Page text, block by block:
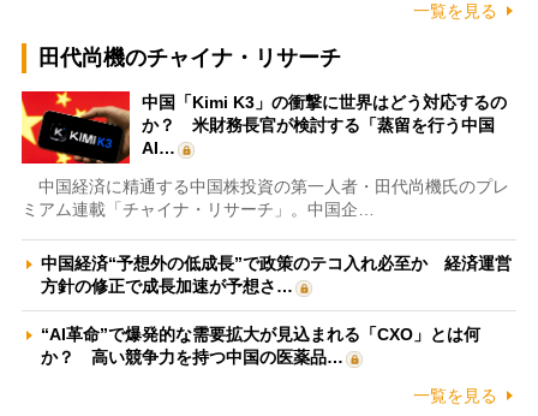
一覧を見る
田代尚機のチャイナ・リサーチ
中国「Kimi K3」の衝撃に世界はどう対応するの
か？ 米財務長官が検討する「蒸留を行う中国
AI…
中国経済に精通する中国株投資の第一人者・田代尚機氏のプレ
ミアム連載「チャイナ・リサーチ」。中国企…
中国経済“予想外の低成長”で政策のテコ入れ必至か 経済運営
方針の修正で成長加速が予想さ…
“AI革命”で爆発的な需要拡大が見込まれる「CXO」とは何
か？ 高い競争力を持つ中国の医薬品…
一覧を見る